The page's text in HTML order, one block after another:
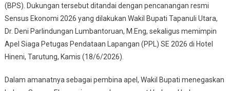
(BPS). Dukungan tersebut ditandai dengan pencanangan resmi
Sensus Ekonomi 2026 yang dilakukan Wakil Bupati Tapanuli Utara,
Dr. Deni Parlindungan Lumbantoruan, M.Eng, sekaligus memimpin
Apel Siaga Petugas Pendataan Lapangan (PPL) SE 2026 di Hotel
Hineni, Tarutung, Kamis (18/6/2026).
Dalam amanatnya sebagai pembina apel, Wakil Bupati menegaskan